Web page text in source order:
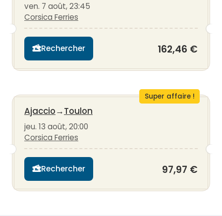
ven. 7 août, 23:45
Corsica Ferries
Rechercher 162,46 €
Super affaire !
Ajaccio→Toulon
jeu. 13 août, 20:00
Corsica Ferries
Rechercher 97,97 €